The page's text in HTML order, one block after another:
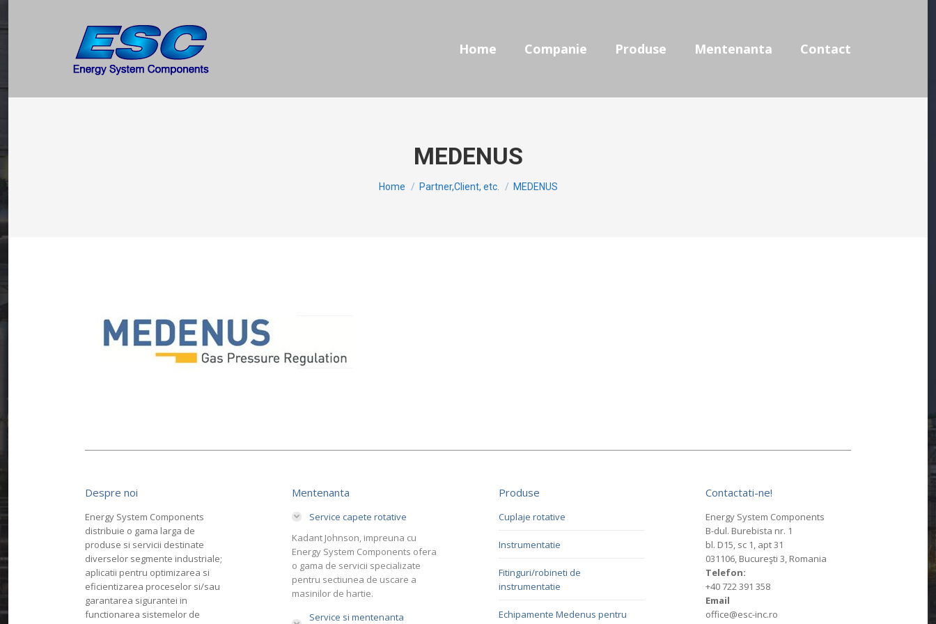
Home Companie Produse Mentenanta Contact
MEDENUS
Home Partner,Client, etc. MEDENUS
Despre noi
Energy System Components
distribuie o gama larga de
produse si servicii destinate
diverselor segmente industriale;
aplicatii pentru optimizarea si
eficientizarea proceselor si/sau
garantarea sigurantei in
functionarea sistemelor de
Mentenanta
Service capete rotative
Kadant Johnson, impreuna cu
Energy System Components ofera
o gama de servicii specializate
pentru sectiunea de uscare a
masinilor de hartie.
Service si mentenanta
Produse
Cuplaje rotative
Instrumentatie
Fitinguri/robineti de
instrumentatie
Echipamente Medenus pentru
Contactati-ne!
Energy System Components
B-dul. Burebista nr. 1
bl. D15, sc 1, apt 31
031106, Bucureşti 3, Romania
Telefon:
+40 722 391 358
Email
office@esc-inc.ro